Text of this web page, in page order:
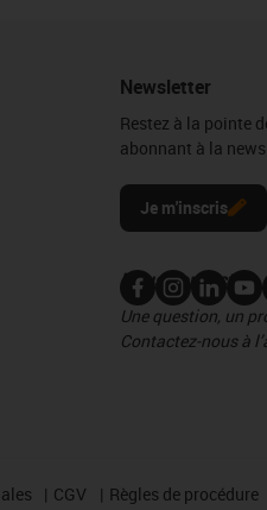
Newsletter
Restez à la pointe
abonnant à la
Je m'inscris
Nous contacter
Une question, un
Contactez-nous à
CGV Règles de procédure